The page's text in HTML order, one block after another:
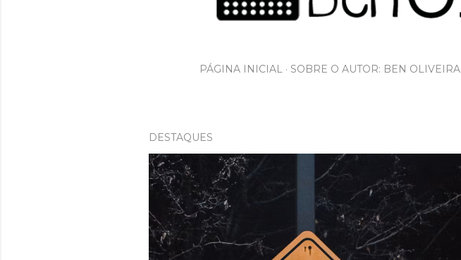
PÁGINA INICIAL SOBRE O AUTOR: BEN OLIVEIRA
DESTAQUES